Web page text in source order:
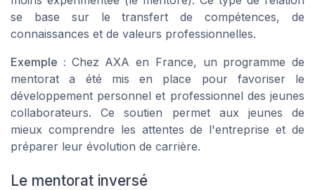
se base sur le transfert de compétences, de
connaissances et de valeurs professionnelles.
Exemple : Chez AXA en France, un programme de
mentorat a été mis en place pour favoriser le
développement personnel et professionnel des jeunes
collaborateurs. Ce soutien permet aux jeunes de
mieux comprendre les attentes de l'entreprise et de
préparer leur évolution de carrière.
Le mentorat inversé